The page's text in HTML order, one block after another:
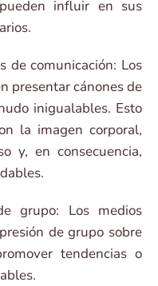
influir en sus
de comunicación: Los
presentar cánones de
inigualables. Esto
la imagen corporal,
y, en consecuencia,
grupo: Los medios
de grupo sobre
tendencias o